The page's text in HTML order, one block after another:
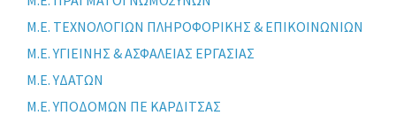
Μ.Ε. ΤΕΧΝΟΛΟΓΙΩΝ ΠΛΗΡΟΦΟΡΙΚΗΣ & ΕΠΙΚΟΙΝΩΝΙΩΝ
Μ.Ε. ΥΓΙΕΙΝΗΣ & ΑΣΦΑΛΕΙΑΣ ΕΡΓΑΣΙΑΣ
Μ.Ε. ΥΔΑΤΩΝ
Μ.Ε. ΥΠΟΔΟΜΩΝ ΠΕ ΚΑΡΔΙΤΣΑΣ